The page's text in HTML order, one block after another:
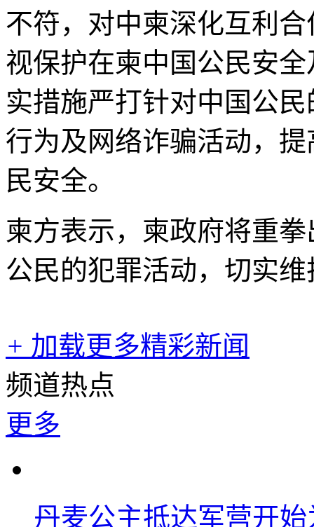
不符，对中柬深化互利
视保护在柬中国公民安
实措施严打针对中国公
行为及网络诈骗活动，
民安全。
柬方表示，柬政府将重
公民的犯罪活动，切实
+ 加载更多精彩新闻
频道热点
更多
丹麦公主抵达军营开